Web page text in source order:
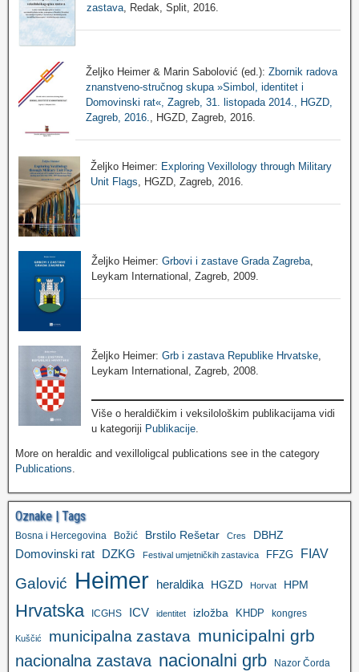
zastava, Redak, Split, 2016.
Željko Heimer & Marin Sabolović (ed.): Zbornik radova
znanstveno-stručnog skupa »Simbol, identitet i
Domovinski rat«, Zagreb, 31. listopada 2014., HGZD,
Zagreb, 2016.
, HGZD, Zagreb, 2016.
Željko Heimer: Exploring Vexillology through Military
Unit Flags , HGZD, Zagreb, 2016.
Željko Heimer: Grbovi i zastave Grada Zagreba
Leykam International, Zagreb, 2009.
Željko Heimer:Grb i zastava Republike Hrvatske
Leykam International, Zagreb, 2008.
Više o heraldičkim i veksilološkim publikacijama vidi
u kategoriji Publikacije.
More on heraldic and vexilloligcal publications see in the category
Publications.
Oznake | Tags
Bosna i Hercegovina Božić Brstilo Rešetar Cres DBHZ
Domovinski rat DZKG Festival umjetničkih zastavica FFZG FIAV
Galović Heimer heraldika HGZD Horvat HPM
Hrvatska ICGHS ICV identitet izložba KHDP kongres
Kuščić municipalna zastava municipalni grb
nacionalna zastava nacionalni grb Nazor Čorda